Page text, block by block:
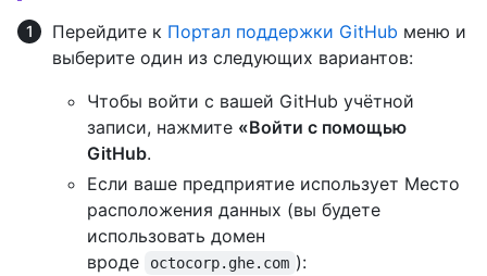
Перейдите к Портал поддержки GitHub меню и
выберите один из следующих вариантов:
Чтобы войти с вашей GitHub учётной
записи, нажмите «Войти с помощью
GitHub.
Если ваше предприятие использует Место
расположения данных (вы будете
использовать домен
вроде
octocorp.ghe.com ):